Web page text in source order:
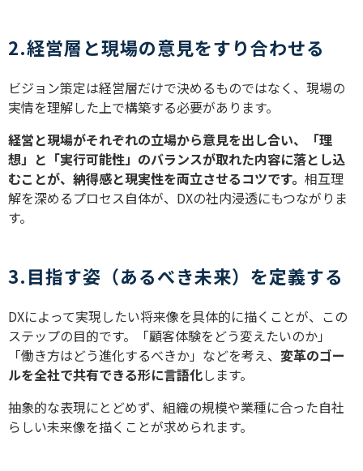
2.経営層と現場の意見をすり合わせる
ビジョン策定は経営層だけで決めるものではなく、現場の
実情を理解した上で構築する必要があります。
経営と現場がそれぞれの立場から意見を出し合い、「理
想」と「実行可能性」のバランスが取れた内容に落とし込
むことが、納得感と現実性を両立させるコツです。 相互理
解を深めるプロセス自体が、DXの社内浸透にもつながりま
す。
3.目指す姿（あるべき未来）を定義する
DXによって実現したい将来像を具体的に描くことが、この
ステップの目的です。「顧客体験をどう変えたいのか」
「働き方はどう進化するべきか」などを考え、 変革のゴー
ルを全社で共有できる形に言語化します。
抽象的な表現にとどめず、組織の規模や業種に合った自社
らしい未来像を描くことが求められます。